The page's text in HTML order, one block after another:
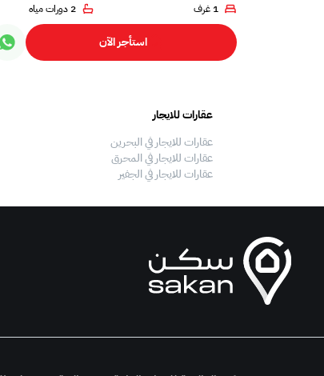
1 غرف 2 دورات مياه
استأجر الآن
عقارات للايجار
عقارات للايجار في البحرين
عقارات للايجار في المحرق
عقارات للايجار في الجفير